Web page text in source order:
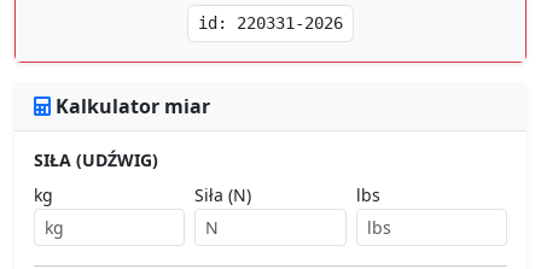
id: 220331-2026
Kalkulator miar
SIŁA (UDŹWIG)
kg
Siła (N) lbs